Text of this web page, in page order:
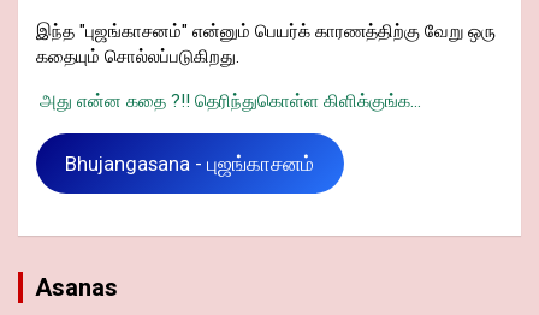
இந்த "புஜங்காசனம்" என்னும் பெயர்க் காரணத்திற்கு வேறு ஒரு
கதையும் சொல்லப்படுகிறது.
அது என்ன கதை ?!! தெரிந்துகொள்ள கிளிக்குங்க...
Bhujangasana - புஜங்காசனம்
Asanas